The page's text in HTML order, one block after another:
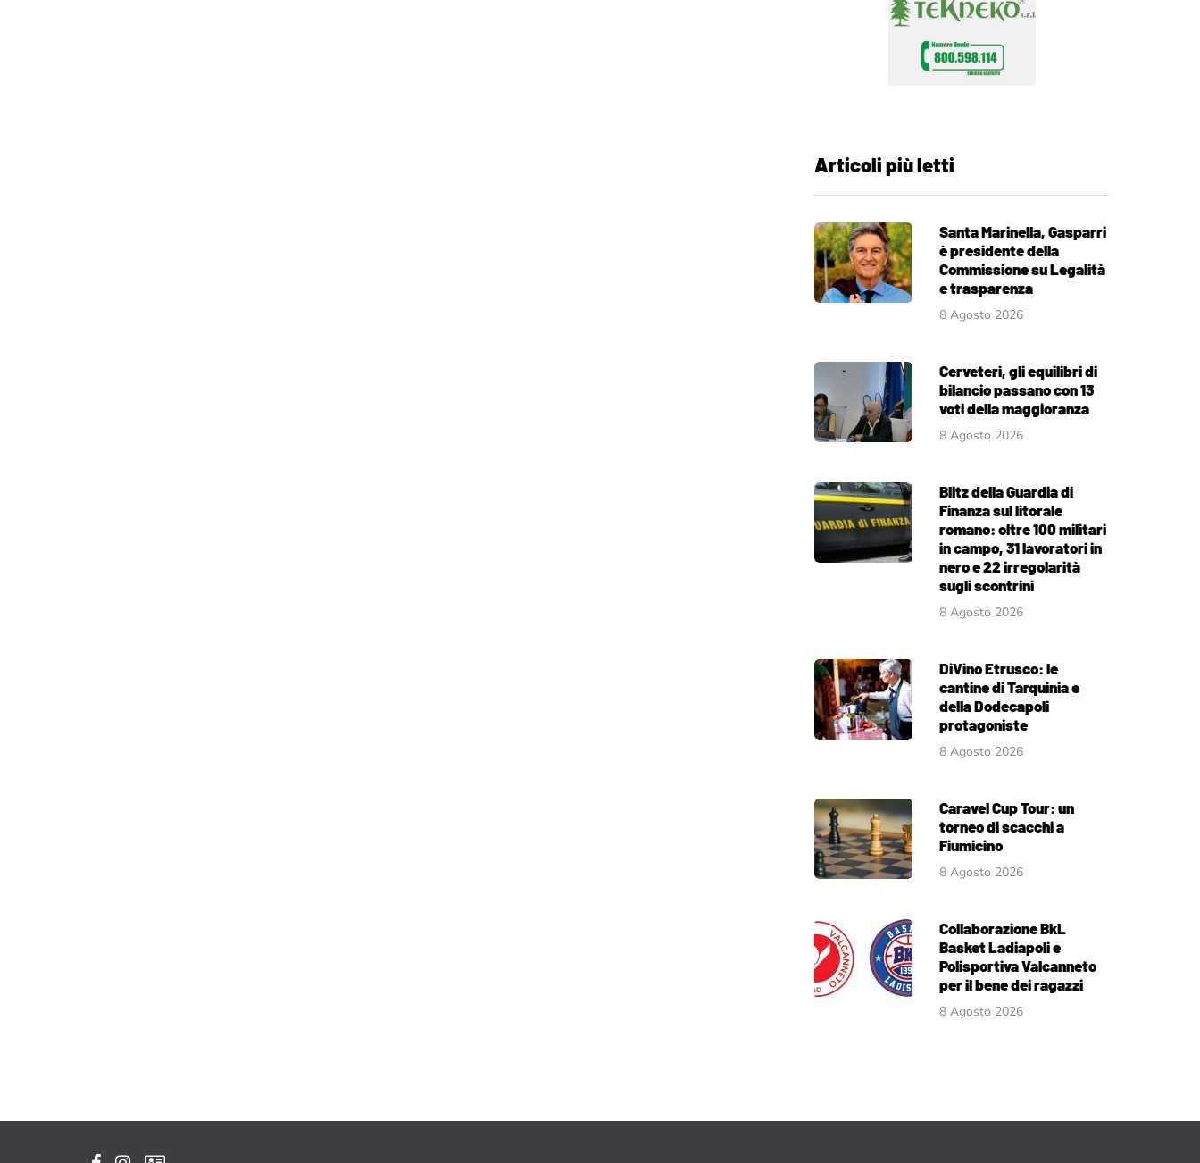
Articoli più letti
Santa Marinella, Gasparri
è presidente della
Commissione su Legalità
e trasparenza
8 Agosto 2026
Cerveteri, gli equilibri di
bilancio passano con 13
voti della maggioranza
8 Agosto 2026
Blitz della Guardia di
Finanza sul litorale
romano: oltre 100 militari
in campo, 31 lavoratori in
nero e 22 irregolarità
sugli scontrini
8 Agosto 2026
DiVino Etrusco: le
cantine di Tarquinia e
della Dodecapoli
protagoniste
8 Agosto 2026
Caravel Cup Tour: un
torneo di scacchi a
Fiumicino
8 Agosto 2026
Collaborazione BkL
Basket Ladiapoli e
Polisportiva Valcanneto
per il bene dei ragazzi
8 Agosto 2026